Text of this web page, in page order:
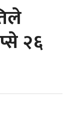
२६